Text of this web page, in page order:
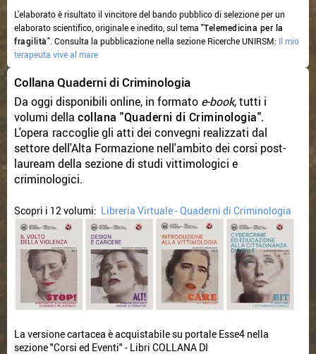
L'elaborato è risultato il vincitore del bando pubblico di selezione per un
elaborato scientifico, originale e inedito, sul tema "Telemedicina per la
fragilità". Consulta la pubblicazione nella sezione Ricerche UNIRSM: Il mio
terapeuta vive al mare
Collana Quaderni di Criminologia
Da oggi disponibili online, in formato e-book, tutti i
volumi della collana "Quaderni di Criminologia".
L'opera raccoglie gli atti dei convegni realizzati dal
settore dell'Alta Formazione nell'ambito dei corsi post-
lauream della sezione di studi vittimologici e
criminologici.
Scopri i 12 volumi: Libreria Virtuale - Quaderni di Criminologia
La versione cartacea è acquistabile su portale Esse4 nella
sezione "Corsi ed Eventi" - Libri COLLANA DI